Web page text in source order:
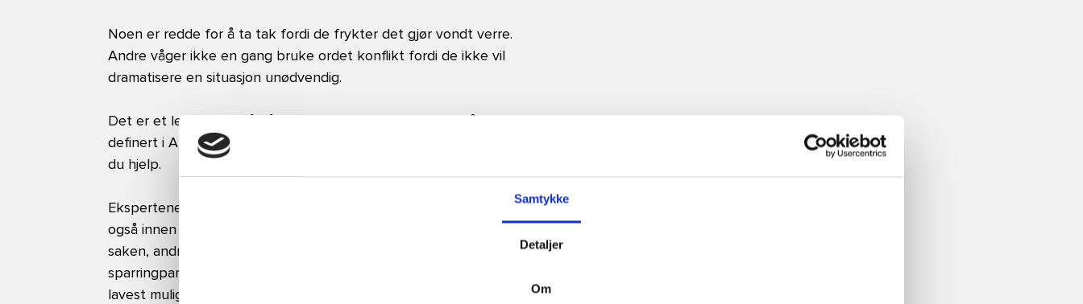
Samtykke
Detaljer
Om
Noen er redde for å ta tak fordi de frykter det gjør vondt verre.
Andre våger ikke en gang bruke ordet konflikt fordi de ikke vil
dramatisere en situasjon unødvendig.
Det er et lederansvar å håndtere konflikter, noe som også er formelt
definert i Arbeidsmiljøloven. Klarer du det ikke på egenhånd, trenger
du hjelp.
Ekspertene i Bjørnson bistår mange organisasjoner med råd og hjelp,
også innen konflikthåndtering. Noen ganger er ledere selv part i
saken, andre ganger står de utenfor. Står man utenfor, er Bjørnson en
sparringpartner og rådgiver slik at problemene skal kunne løses på
lavest mulig nivå. Ifølge Ane Johnsen Lien handler det om å være